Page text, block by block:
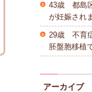
43歳 都島
が妊娠され
29歳 不育
胚盤胞移植
アーカイブ